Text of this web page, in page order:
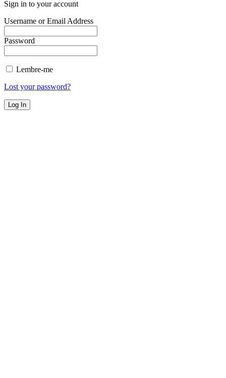
Sign in to your account
Username or Email Address
Password
Lembre-me
Lost your password?